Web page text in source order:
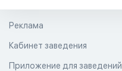
Реклама
Кабинет заведения
Приложение для заведений